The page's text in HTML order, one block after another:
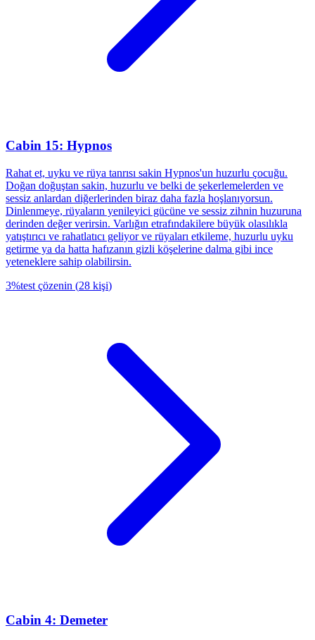
Cabin 15: Hypnos
Rahat et, uyku ve rüya tanrısı sakin Hypnos'un huzurlu çocuğu.
Doğan doğuştan sakin, huzurlu ve belki de şekerlemelerden ve
sessiz anlardan diğerlerinden biraz daha fazla hoşlanıyorsun.
Dinlenmeye, rüyaların yenileyici gücüne ve sessiz zihnin huzuruna
derinden değer verirsin. Varlığın etrafındakilere büyük olasılıkla
yatıştırıcı ve rahatlatıcı geliyor ve rüyaları etkileme, huzurlu uyku
getirme ya da hatta hafızanın gizli köşelerine dalma gibi ince
yeteneklere sahip olabilirsin.
3%test çözenin (28 kişi)
Cabin 4: Demeter